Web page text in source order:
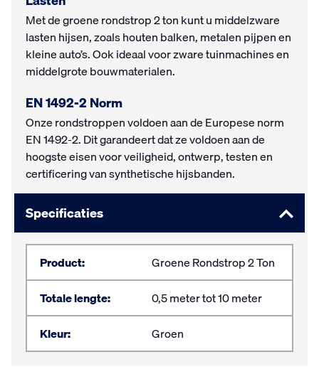
Met de groene rondstrop 2 ton kunt u middelzware
lasten hijsen, zoals houten balken, metalen pijpen en
kleine auto’s. Ook ideaal voor zware tuinmachines en
middelgrote bouwmaterialen.
EN 1492-2 Norm
Onze rondstroppen voldoen aan de Europese norm
EN 1492-2. Dit garandeert dat ze voldoen aan de
hoogste eisen voor veiligheid, ontwerp, testen en
certificering van synthetische hijsbanden.
Specificaties
Product:
Groene Rondstrop 2 Ton
Totale lengte:
0,5 meter tot 10 meter
Kleur:
Groen